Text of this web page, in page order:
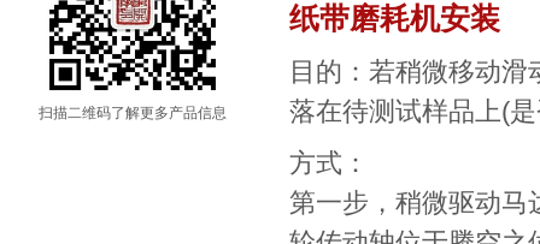
纸带磨耗机安装
目的：若稍微移动
落在待测试样品上(
方式：
第一步，稍微驱动马
扫描二维码了解更多产品信息